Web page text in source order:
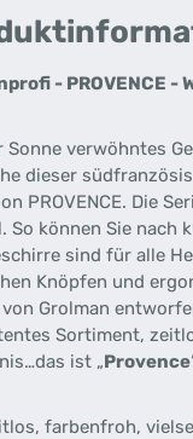
- PROVENCE -
Sonne verwöhntes
dieser
PROVENCE. Die
So können Sie nach
sind für alle
Knöpfen und
Grolman
Sortiment,
ist „Provence
farbenfroh,